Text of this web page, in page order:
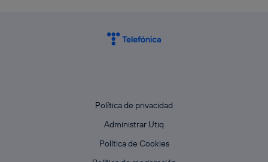
Política de privacidad
Administrar Utiq
Política de Cookies